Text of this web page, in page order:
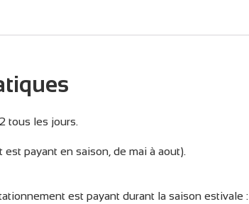
tous les jours.
payant en saison, de mai à aout).
est payant durant la saison estivale :